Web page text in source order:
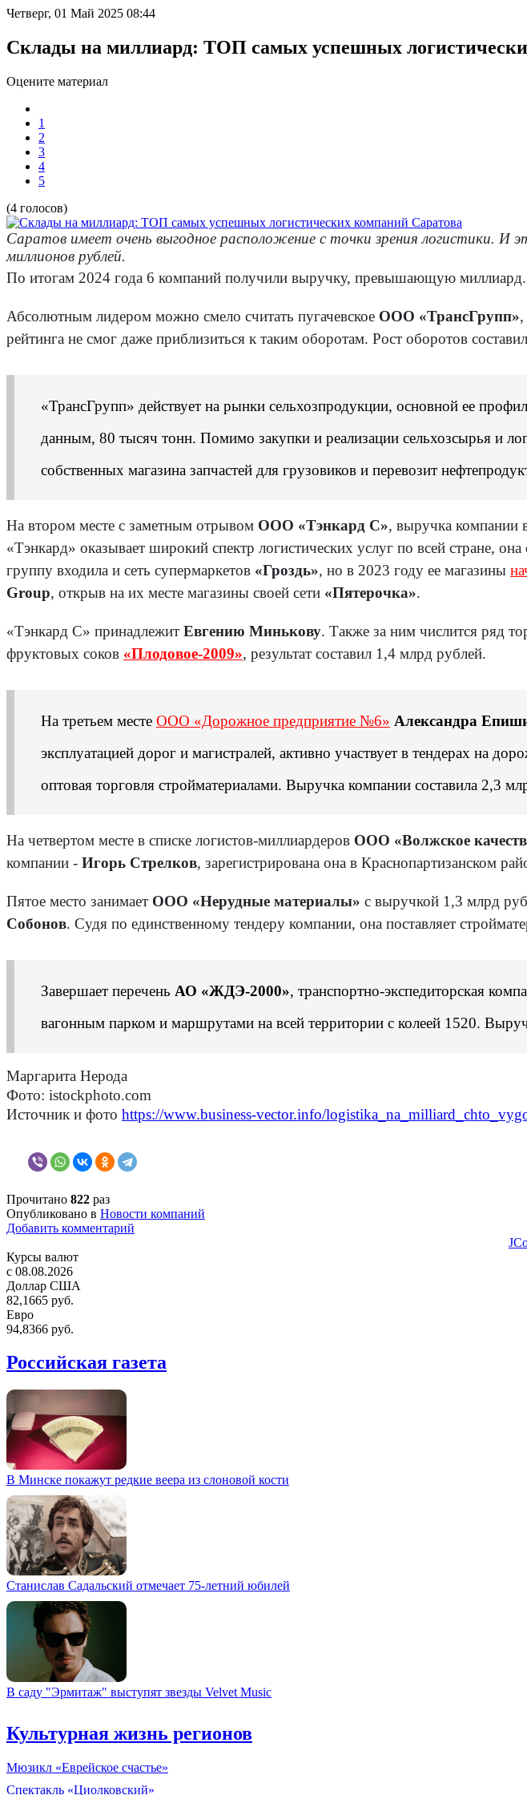
Четверг, 01 Май 2025 08:44
Склады на миллиард: ТОП самых успешных
Оцените материал
1
2
3
4
5
(4 голосов)
Саратов имеет очень выгодное расположение с точки зрения логистики.
миллионов рублей.
По итогам 2024 года 6 компаний получили выручку, превышающую миллиард.
Абсолютным лидером можно смело считать пугачевское ООО «ТрансГрупп»
рейтинга не смог даже приблизиться к таким оборотам. Рост оборотов
«ТрансГрупп» действует на рынки сельхозпродукции, основной ее
данным, 80 тысяч тонн. Помимо закупки и реализации сельхозсырья и
собственных магазина запчастей для грузовиков и перевозит
На втором месте с заметным отрывом ООО «Тэнкард С», выручка компании
«Тэнкард» оказывает широкий спектр логистических услуг по всей стране,
группу входила и сеть супермаркетов «Гроздь», но в 2023 году ее магазины
Group, открыв на их месте магазины своей сети «Пятерочка».
«Тэнкард С» принадлежит Евгению Минькову. Также за ним числится ряд
фруктовых соков «Плодовое-2009», результат составил 1,4 млрд рублей.
На третьем месте ООО «Дорожное предприятие №6» Александра
эксплуатацией дорог и магистралей, активно участвует в тендерах на
оптовая торговля стройматериалами. Выручка компании составила 2,3
На четвертом месте в списке логистов-миллиардеров ООО «Волжское
компании - Игорь Стрелков, зарегистрирована она в Краснопартизанском
Пятое место занимает ООО «Нерудные материалы» с выручкой 1,3 млрд
Собонов. Судя по единственному тендеру компании, она поставляет
Завершает перечень АО «ЖДЭ-2000», транспортно-экспедиторская
вагонным парком и маршрутами на всей территории с колеей 1520.
Маргарита Нерода
Фото: istockphoto.com
Источник и фото https://www.business-vector.info/
Прочитано 822 раз
Опубликовано в Новости компаний
Добавить комментарий
Курсы валют
c 08.08.2026
Доллар США
82,1665 руб.
Евро
94,8366 руб.
Российская газета
В Минске покажут редкие веера из слоновой кости
Станислав Садальский отмечает 75-летний юбилей
В саду "Эрмитаж" выступят звезды Velvet Music
Культурная жизнь регионов
Мюзикл «Еврейское счастье»
Спектакль «Циолковский»